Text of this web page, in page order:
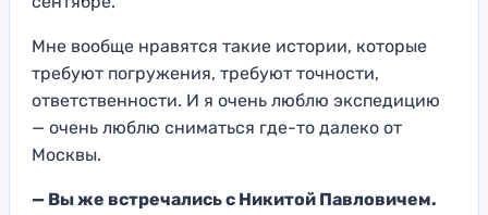
Мне вообще нравятся такие истории, которые
требуют погружения, требуют точности,
ответственности. И я очень люблю экспедицию
— очень люблю сниматься где-то далеко от
Москвы.
— Вы же встречались с Никитой Павловичем.